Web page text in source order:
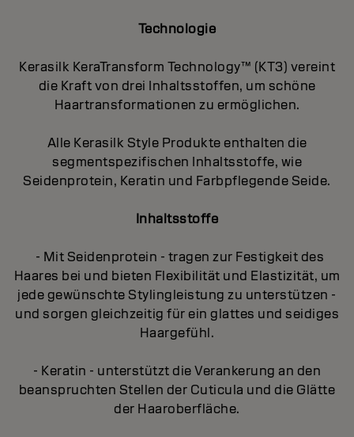
Technologie
Kerasilk KeraTransform Technology™ (KT3) vereint
die Kraft von drei Inhaltsstoffen, um schöne
Haartransformationen zu ermöglichen.
Alle Kerasilk Style Produkte enthalten die
segmentspezifischen Inhaltsstoffe, wie
Seidenprotein, Keratin und Farbpflegende Seide.
Inhaltsstoffe
- Mit Seidenprotein - tragen zur Festigkeit des
Haares bei und bieten Flexibilität und Elastizität, um
jede gewünschte Stylingleistung zu unterstützen -
und sorgen gleichzeitig für ein glattes und seidiges
Haargefühl.
- Keratin - unterstützt die Verankerung an den
beanspruchten Stellen der Cuticula und die Glätte
der Haaroberfläche.